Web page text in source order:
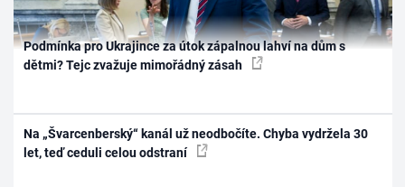
Podmínka pro Ukrajince za útok zápalnou lahví na dům s
dětmi? Tejc zvažuje mimořádný zásah
Na „Švarcenberský“ kanál už neodbočíte. Chyba vydržela 30
let, teď ceduli celou odstraní